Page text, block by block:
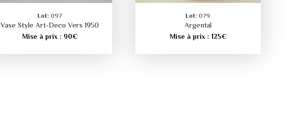
Lot: 097
Vase Style Art-Deco Vers 1950
Mise à prix : 90€
Lot: 079
Argental
Mise à prix : 125€